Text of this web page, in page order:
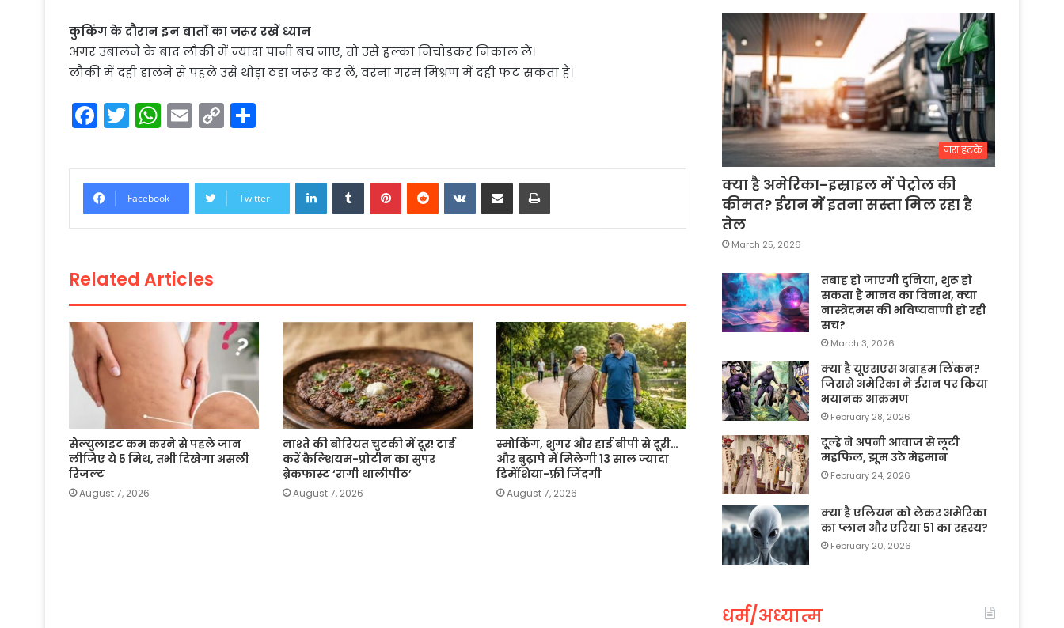
कुकिंग के दौरान इन बातों का जरूर रखें ध्यान
अगर उबालने के बाद लौकी में ज्यादा पानी बच जाए, तो उसे हल्का निचोड़कर निकाल लें।
लौकी में दही डालने से पहले उसे थोड़ा ठंडा जरूर कर लें, वरना गरम मिश्रण में दही फट सकता है।
F
a
c
e
b
o
k
T
w
itt
er
W
h
a
ts
A
p
E
m
ai
l
C
o
p
y
Li
ar
e
Facebook Twitter
LinkedInTumblrPinterestReddit VKontakte
Share via Email Print
Related Articles
सेल्युलाइट कम करने से पहले जान
लीजिए ये 5 मिथ, तभी दिखेगा असली
रिजल्ट
August 7, 2026
नाश्ते की बोरियत चुटकी में दूर! ट्राई
करें कैल्शियम-प्रोटीन का सुपर
ब्रेकफास्ट ‘रागी थालीपीठ’
August 7, 2026
स्मोकिंग, शुगर और हाई बीपी से दूरी…
और बुढ़ापे में मिलेगी 13 साल ज्यादा
डिमेंशिया-फ्री जिंदगी
August 7, 2026
जरा हटके
क्या है अमेरिका-इस्राइल में पेट्रोल की
कीमत? ईरान में इतना सस्ता मिल रहा है
तेल
March 25, 2026
तबाह हो जाएगी दुनिया, शुरू हो
सकता है मानव का विनाश, क्या
नास्त्रेदमस की भविष्यवाणी हो रही
सच?
March 3, 2026
क्या है यूएसएस अब्राहम लिंकन?
जिससे अमेरिका ने ईरान पर किया
भयानक आक्रमण
February 28, 2026
दूल्हे ने अपनी आवाज से लूटी
महफिल, झूम उठे मेहमान
February 24, 2026
क्या है एलियन को लेकर अमेरिका
का प्लान और एरिया 51 का रहस्य?
February 20, 2026
धर्म/अध्यात्म